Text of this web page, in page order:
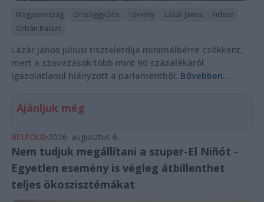
Magyarország Országgyűlés Törvény Lázár János
Fidesz
Orbán Balázs
Lázár János júliusi tiszteletdíja minimálbérre csökkent,
mert a szavazások több mint 90 százalékáról
igazolatlanul hiányzott a parlamentből. Bővebben...
Ajánljuk még
BELFÖLD 2026. augusztus 6.
Nem tudjuk megállítani a szuper-El Niñót -
Egyetlen esemény is végleg átbillenthet
teljes ökoszisztémákat